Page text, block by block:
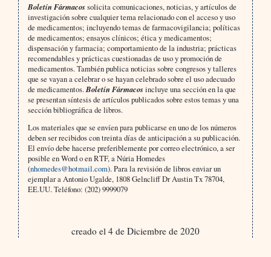
Boletín Fármacossolicita comunicaciones, noticias, y artículos de
investigación sobre cualquier tema relacionado con el acceso y uso
de medicamentos; incluyendo temas de farmacovigilancia; políticas
de medicamentos; ensayos clínicos; ética y medicamentos;
dispensación y farmacia; comportamiento de la industria; prácticas
recomendables y prácticas cuestionadas de uso y promoción de
medicamentos. También publica noticias sobre congresos y talleres
que se vayan a celebrar o se hayan celebrado sobre el uso adecuado
de medicamentos.Boletín Fármacosincluye una sección en la que
se presentan síntesis de artículos publicados sobre estos temas y una
sección bibliográfica de libros.
Los materiales que se envíen para publicarse en uno de los números
deben ser recibidos con treinta días de anticipación a su publicación.
El envío debe hacerse preferiblemente por correo electrónico, a ser
posible en Word o en RTF, a Núria Homedes
(nhomedes@hotmail.com). Para la revisión de libros enviar un
ejemplar a Antonio Ugalde, 1808 Gelncliff Dr Austin Tx 78704,
EE.UU. Teléfono: (202) 9999079
creado el 4 de Diciembre de 2020